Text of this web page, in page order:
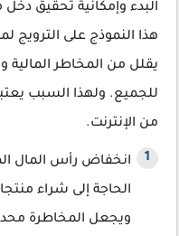
البدء وإمكانية تحقيق
هذا النموذج على الترويج
يقلل من المخاطر المالية
للجميع. ولهذا السبب
من الإنترنت.
انخفاض رأس المال
الحاجة إلى شراء
ويجعل المخاطرة